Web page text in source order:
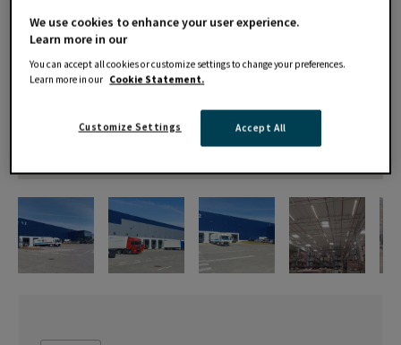
We use cookies to enhance your user experience.
Learn more in our
You can accept all cookies or customize settings to change your preferences.
Learn more in our Cookie Statement.
Accept All
Customize Settings